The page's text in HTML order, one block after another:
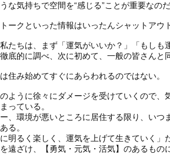
な気持ちで空間を“感じる”ことが重要なの
ークといった情報はいったんシャットアウ
たちは、まず「運気がいいか？」「もし
底的に調べ、次に初めて、一般の皆さん
住み始めてすぐにあらわれるのではない。
ように徐々にダメージを受けていくので
っている。
、環境が悪いところに居住する限り、い
る。
明るく楽しく、運気を上げて生きていく
遠ざけ、【勇気・元気・活気】のあるも